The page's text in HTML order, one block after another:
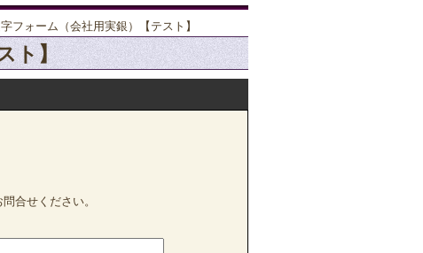
フォーム（会社用実銀）【テスト】
ト】
合せください。